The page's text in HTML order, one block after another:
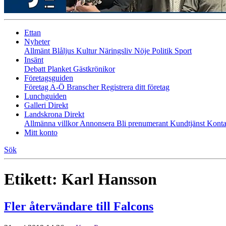
Ettan
Nyheter
Allmänt Blåljus KulturNäringsliv Nöje Politik Sport
Insänt
Debatt Planket Gästkrönikor
Företagsguiden
Företag A-Ö BranscherRegistrera ditt företag
Lunchguiden
Galleri Direkt
Landskrona Direkt
Allmänna villkorAnnonsera Bli prenumerant Kundtjänst
Mitt konto
Sök
Etikett: Karl Hansson
Fler återvändare till Falcons